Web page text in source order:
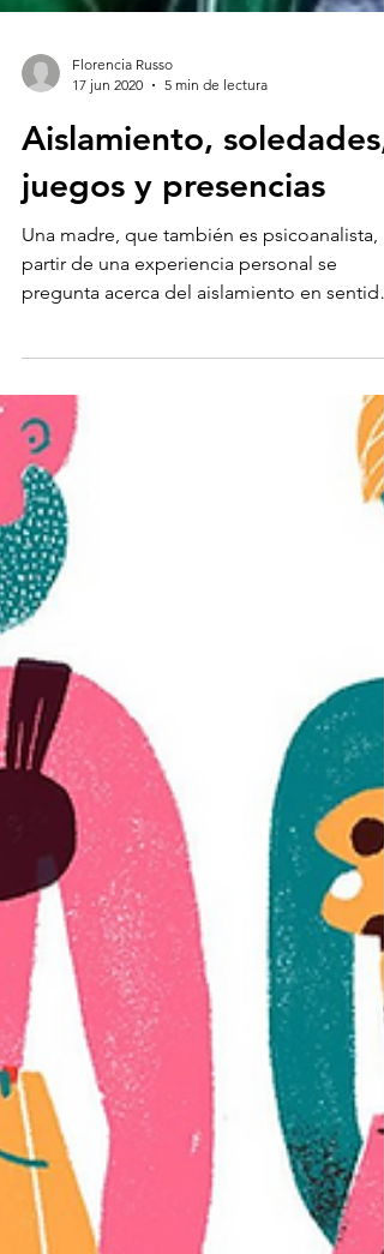
17 jun 2020
5 min de lectura
Aislamiento, soledades,
juegos y presencias
Una madre, que también es psicoanalista, a
partir de una experiencia personal se